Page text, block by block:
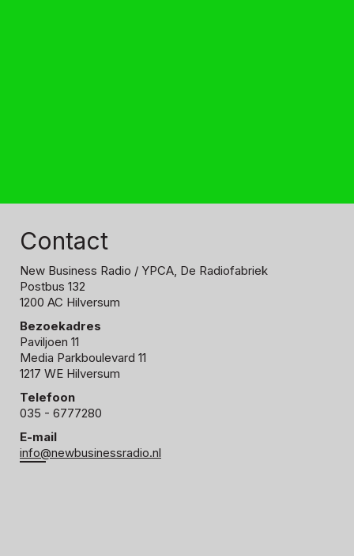
Contact
New Business Radio / YPCA, De Radiofabriek
Postbus 132
1200 AC Hilversum
Bezoekadres
Paviljoen 11
Media Parkboulevard 11
1217 WE Hilversum
Telefoon
035 - 6777280
E-mail
info@newbusinessradio.nl